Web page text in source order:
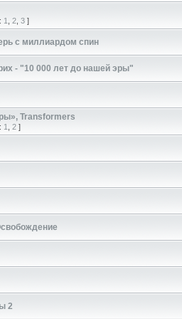
1 2 3 ]
с миллиардом спин
- "10 000 лет до нашей эры"
Transformers
1 2 ]
2